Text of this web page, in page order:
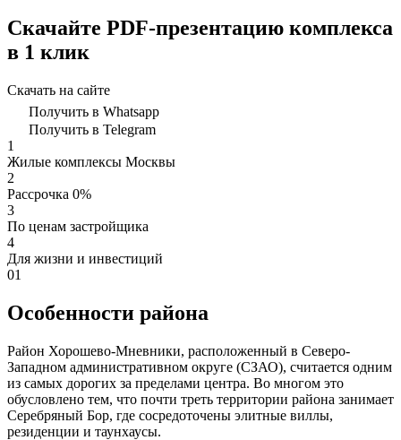
Скачайте PDF-презентацию комплекса
в 1 клик
Скачать на сайте
Получить в Whatsapp
Получить в Telegram
1
Жилые комплексы Москвы
2
Рассрочка 0%
3
По ценам застройщика
4
Для жизни и инвестиций
01
Особенности района
Район Хорошево-Мневники, расположенный в Северо-
Западном административном округе (СЗАО), считается одним
из самых дорогих за пределами центра. Во многом это
обусловлено тем, что почти треть территории района занимает
Серебряный Бор, где сосредоточены элитные виллы,
резиденции и таунхаусы.